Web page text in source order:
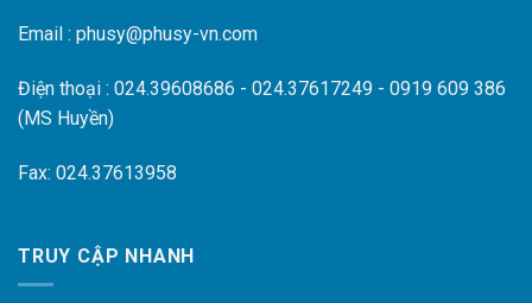
Email : phusy@phusy-vn.com
Điện thoại : 024.39608686 - 024.37617249 - 0919 609 386
(MS Huyền)
Fax: 024.37613958
TRUY CẬP NHANH